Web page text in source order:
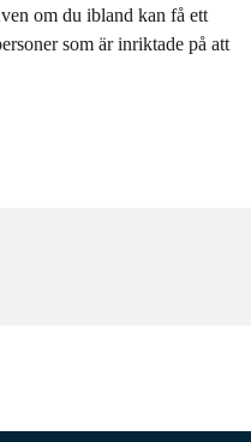
om du ibland kan få ett
som är inriktade på att